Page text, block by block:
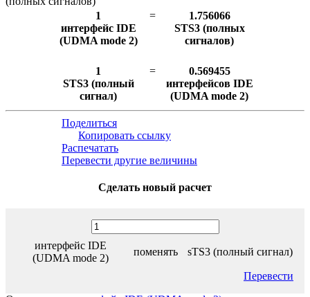
1
интерфейс IDE
(UDMA mode 2)
=
1.756066
STS3 (полных
сигналов)
1
STS3 (полный
сигнал)
=
0.569455
интерфейсов IDE
(UDMA mode 2)
Поделиться
Копировать ссылку
Распечатать
Перевести другие величины
Сделать новый расчет
интерфейс IDE
(UDMA mode 2)
поменять sTS3 (полный сигнал)
Перевести